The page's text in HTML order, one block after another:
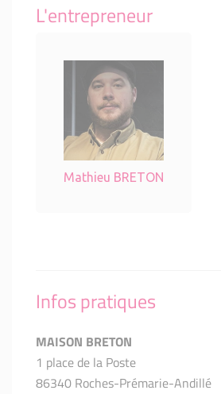
L'entrepreneur
Mathieu BRETON
Infos pratiques
MAISON BRETON
1 place de la Poste
86340 Roches-Prémarie-Andillé